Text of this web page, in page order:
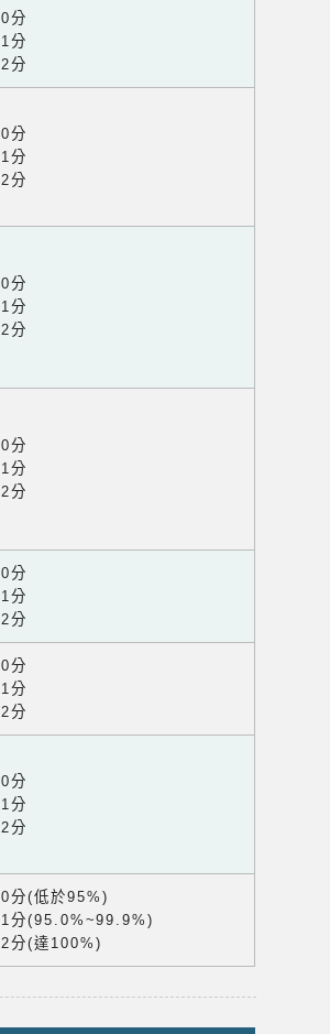
0分
1分
2分
0分
1分
2分
0分
1分
2分
0分
1分
2分
0分
1分
2分
0分
1分
2分
0分
1分
2分
0分(低於95%)
1分(95.0%~99.9%)
2分(達100%)